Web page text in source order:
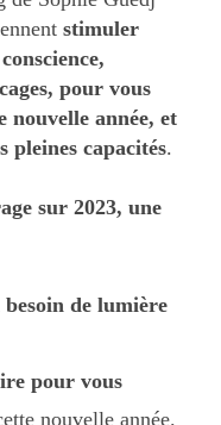
stimuler
pour vous
nouvelle année, et
pleines capacités.
sur 2023, une
de lumière
pour vous
nouvelle année.